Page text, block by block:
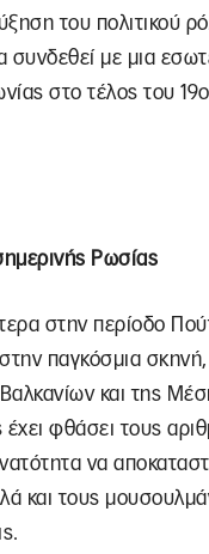
του πολιτικού
συνδεθεί με μια
στο τέλος του
Ρωσίας
στην περίοδο
παγκόσμια
και της
φθάσει τους
να
και τους